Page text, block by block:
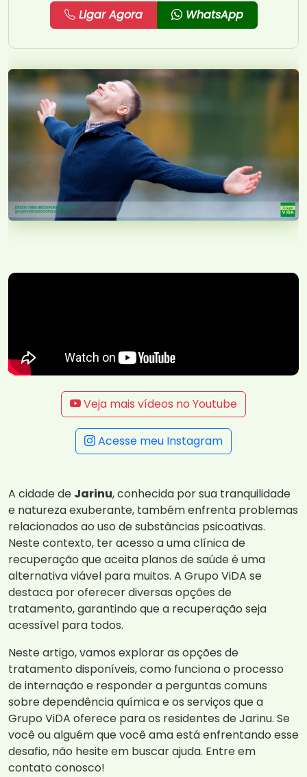
Ligar Agora WhatsApp
Veja mais vídeos no Youtube
Acesse meu Instagram
A cidade de Jarinu, conhecida por sua tranquilidade
e natureza exuberante, também enfrenta problemas
relacionados ao uso de substâncias psicoativas.
Neste contexto, ter acesso a uma clínica de
recuperação que aceita planos de saúde é uma
alternativa viável para muitos. A Grupo ViDA se
destaca por oferecer diversas opções de
tratamento, garantindo que a recuperação seja
acessível para todos.
Neste artigo, vamos explorar as opções de
tratamento disponíveis, como funciona o processo
de internação e responder a perguntas comuns
sobre dependência química e os serviços que a
Grupo ViDA oferece para os residentes de Jarinu. Se
você ou alguém que você ama está enfrentando esse
desafio, não hesite em buscar ajuda. Entre em
contato conosco!